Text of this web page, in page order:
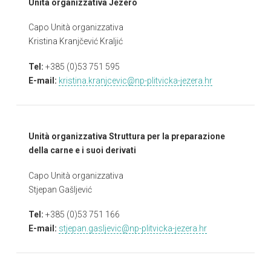
Unità organizzativa Jezero
Capo Unità organizzativa
Kristina Kranjčević Kraljić
Tel: +385 (0)53 751 595
E-mail: kristina.kranjcevic@np-plitvicka-jezera.hr
Unità organizzativa Struttura per la preparazione
della carne e i suoi derivati
Capo Unità organizzativa
Stjepan Gašljević
Tel: +385 (0)53 751 166
E-mail: stjepan.gasljevic@np-plitvicka-jezera.hr